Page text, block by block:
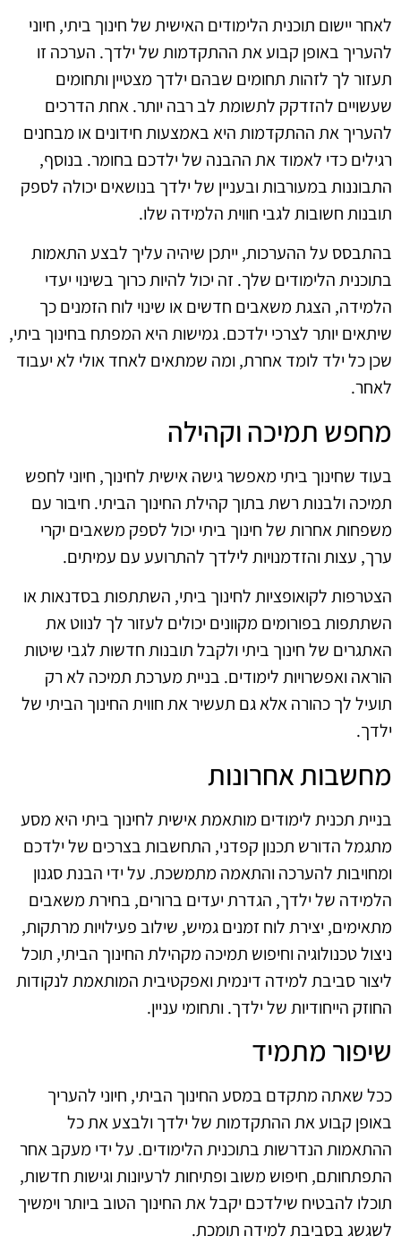
לאחר יישום תוכנית הלימודים האישית של חינוך ביתי, חיוני
להעריך באופן קבוע את ההתקדמות של ילדך. הערכה זו
תעזור לך לזהות תחומים שבהם ילדך מצטיין ותחומים
שעשויים להזדקק לתשומת לב רבה יותר. אחת הדרכים
להעריך את ההתקדמות היא באמצעות חידונים או מבחנים
רגילים כדי לאמוד את ההבנה של ילדכם בחומר. בנוסף,
התבוננות במעורבות ובעניין של ילדך בנושאים יכולה לספק
תובנות חשובות לגבי חווית הלמידה שלו.
בהתבסס על ההערכות, ייתכן שיהיה עליך לבצע התאמות
בתוכנית הלימודים שלך. זה יכול להיות כרוך בשינוי יעדי
הלמידה, הצגת משאבים חדשים או שינוי לוח הזמנים כך
שיתאים יותר לצרכי ילדכם. גמישות היא המפתח בחינוך ביתי,
שכן כל ילד לומד אחרת, ומה שמתאים לאחד אולי לא יעבוד
לאחר.
מחפש תמיכה וקהילה
בעוד שחינוך ביתי מאפשר גישה אישית לחינוך, חיוני לחפש
תמיכה ולבנות רשת בתוך קהילת החינוך הביתי. חיבור עם
משפחות אחרות של חינוך ביתי יכול לספק משאבים יקרי
ערך, עצות והזדמנויות לילדך להתרועע עם עמיתים.
הצטרפות לקואופציות לחינוך ביתי, השתתפות בסדנאות או
השתתפות בפורומים מקוונים יכולים לעזור לך לנווט את
האתגרים של חינוך ביתי ולקבל תובנות חדשות לגבי שיטות
הוראה ואפשרויות לימודים. בניית מערכת תמיכה לא רק
תועיל לך כהורה אלא גם תעשיר את חווית החינוך הביתי של
ילדך.
מחשבות אחרונות
בניית תכנית לימודים מותאמת אישית לחינוך ביתי היא מסע
מתגמל הדורש תכנון קפדני, התחשבות בצרכים של ילדכם
ומחויבות להערכה והתאמה מתמשכת. על ידי הבנת סגנון
הלמידה של ילדך, הגדרת יעדים ברורים, בחירת משאבים
מתאימים, יצירת לוח זמנים גמיש, שילוב פעילויות מרתקות,
ניצול טכנולוגיה וחיפוש תמיכה מקהילת החינוך הביתי, תוכל
ליצור סביבת למידה דינמית ואפקטיבית המותאמת לנקודות
החוזק הייחודיות של ילדך. ותחומי עניין.
שיפור מתמיד
ככל שאתה מתקדם במסע החינוך הביתי, חיוני להעריך
באופן קבוע את ההתקדמות של ילדך ולבצע את כל
ההתאמות הנדרשות בתוכנית הלימודים. על ידי מעקב אחר
התפתחותם, חיפוש משוב ופתיחות לרעיונות וגישות חדשות,
תוכלו להבטיח שילדכם יקבל את החינוך הטוב ביותר וימשיך
לשגשג בסביבת למידה תומכת.